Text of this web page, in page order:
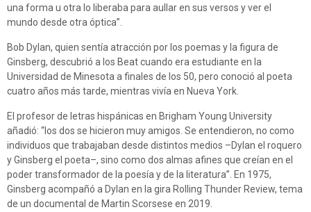
una forma u otra lo liberaba para aullar en sus versos y ver el
mundo desde otra óptica”.
Bob Dylan, quien sentía atracción por los poemas y la figura de
Ginsberg, descubrió a los Beat cuando era estudiante en la
Universidad de Minesota a finales de los 50, pero conoció al poeta
cuatro años más tarde, mientras vivía en Nueva York.
El profesor de letras hispánicas en Brigham Young University
añadió: “los dos se hicieron muy amigos. Se entendieron, no como
individuos que trabajaban desde distintos medios –Dylan el roquero
y Ginsberg el poeta–, sino como dos almas afines que creían en el
poder transformador de la poesía y de la literatura”. En 1975,
Ginsberg acompañó a Dylan en la gira Rolling Thunder Review, tema
de un documental de Martin Scorsese en 2019.